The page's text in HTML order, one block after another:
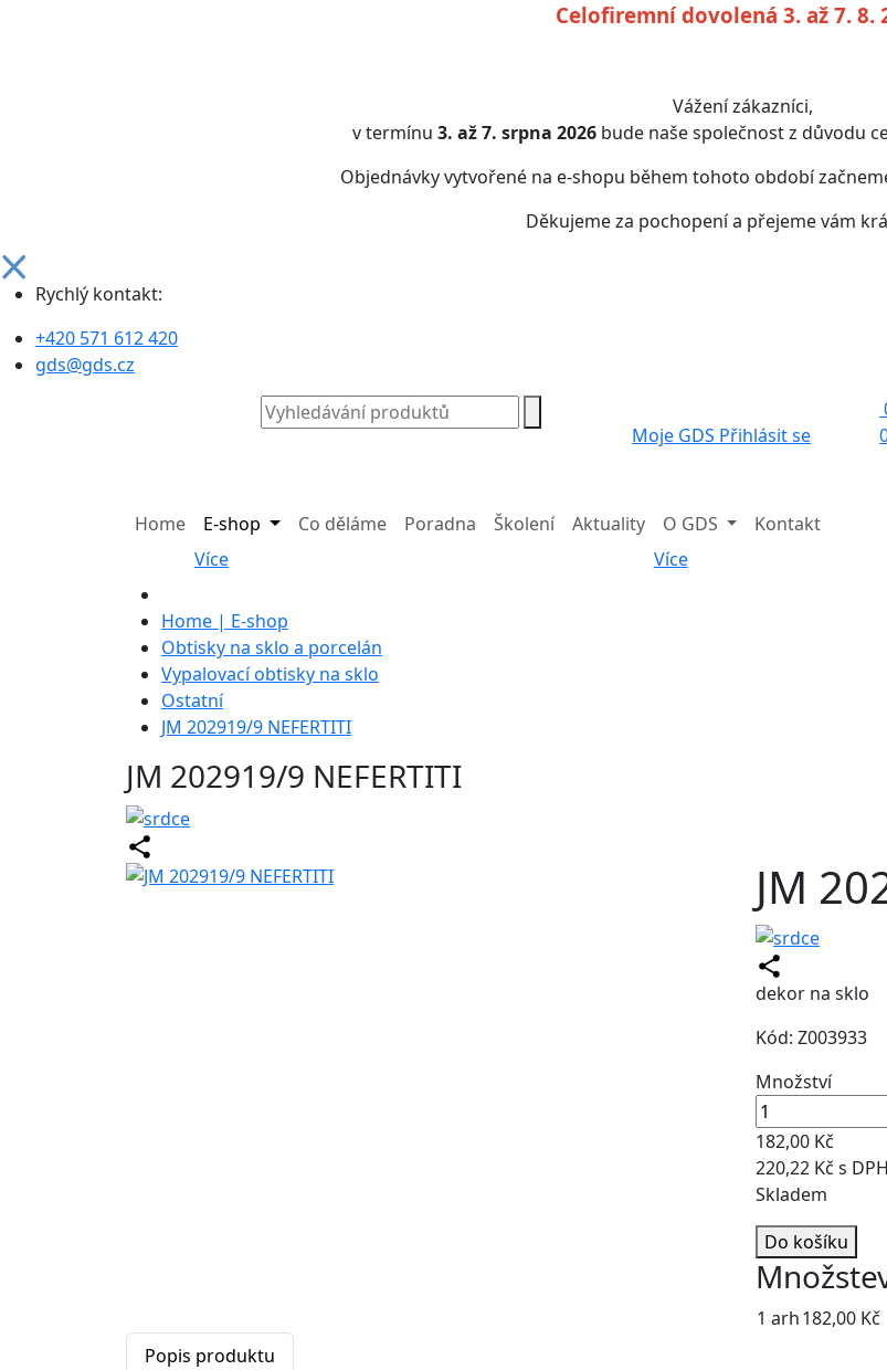
Celofiremní dovolená 3. až 7. 8.
Vážení zákazníci,
v termínu 3. až 7. srpna 2026bude naše společnost z důvodu
Objednávky vytvořené na e-shopu během tohoto období
Děkujeme za pochopení a přejeme vám
Rychlý kontakt:
+420 571 612 420
gds@gds.cz
Moje GDS Přihlásit se
Home
E-shop
Více
Co děláme Poradna Školení Aktuality
O GDS
Více
Kontakt
Home | E-shop
Obtisky na sklo a porcelán
Vypalovací obtisky na sklo
Ostatní
JM 202919/9 NEFERTITI
JM 202919/9 NEFERTITI
JM
dekor na sklo
Kód: Z003933
Množství
182,00 Kč
220,22 Kč s DPH
Skladem
Do košíku
1 arh182,00 Kč
Popis produktu